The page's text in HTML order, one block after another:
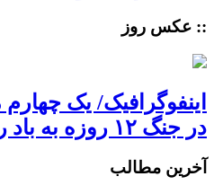
:: عکس روز
اینفوگرافیک/ یک
در جنگ ۱۲ روزه به باد رفت
آخرین مطالب